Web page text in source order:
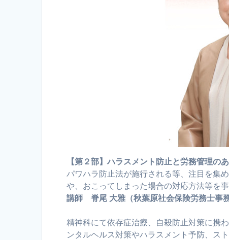
【第２部】ハラスメント防止と労務管理
パワハラ防止法が施行される等、注目を集
や、おこってしまった場合の対応方法等を
講師 脊尾 大雅（秋葉原社会保険労務士事務
精神科にて依存症治療、自殺防止対策に携
ンタルヘルス対策やハラスメント予防、ス